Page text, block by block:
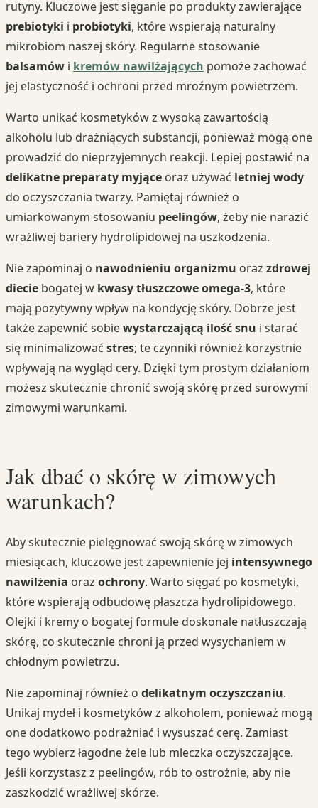
rutyny. Kluczowe jest sięganie po produkty zawierające
prebiotyki i probiotyki, które wspierają naturalny
mikrobiom naszej skóry. Regularne stosowanie
balsamów i kremów nawilżających pomoże zachować
jej elastyczność i ochroni przed mroźnym powietrzem.
Warto unikać kosmetyków z wysoką zawartością
alkoholu lub drażniących substancji, ponieważ mogą one
prowadzić do nieprzyjemnych reakcji. Lepiej postawić na
delikatne preparaty myjące oraz używać letniej wody
do oczyszczania twarzy. Pamiętaj również o
umiarkowanym stosowaniu peelingów, żeby nie narazić
wrażliwej bariery hydrolipidowej na uszkodzenia.
Nie zapominaj o nawodnieniu organizmu oraz zdrowej
diecie bogatej w kwasy tłuszczowe omega-3, które
mają pozytywny wpływ na kondycję skóry. Dobrze jest
także zapewnić sobiewystarczającą ilość snu i starać
się minimalizować stres; te czynniki również korzystnie
wpływają na wygląd cery. Dzięki tym prostym działaniom
możesz skutecznie chronić swoją skórę przed surowymi
zimowymi warunkami.
Jak dbać o skórę w zimowych
warunkach?
Aby skutecznie pielęgnować swoją skórę w zimowych
miesiącach, kluczowe jest zapewnienie jej intensywnego
nawilżenia oraz ochrony. Warto sięgać po kosmetyki,
które wspierają odbudowę płaszcza hydrolipidowego.
Olejki i kremy o bogatej formule doskonale natłuszczają
skórę, co skutecznie chroni ją przed wysychaniem w
chłodnym powietrzu.
Nie zapominaj również o delikatnym oczyszczaniu.
Unikaj mydeł i kosmetyków z alkoholem, ponieważ mogą
one dodatkowo podrażniać i wysuszać cerę. Zamiast
tego wybierz łagodne żele lub mleczka oczyszczające.
Jeśli korzystasz z peelingów, rób to ostrożnie, aby nie
zaszkodzić wrażliwej skórze.